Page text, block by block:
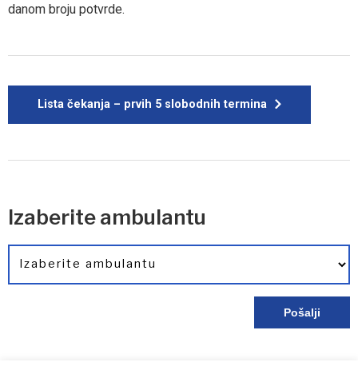
danom broju potvrde.
Lista čekanja – prvih 5 slobodnih termina
Izaberite ambulantu